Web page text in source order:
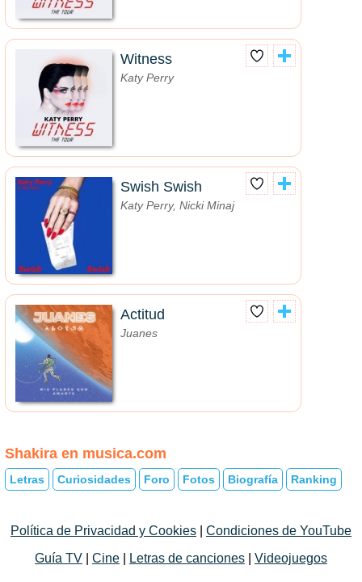
Witness
Katy Perry
Swish Swish
Katy Perry, Nicki Minaj
Actitud
Juanes
Shakira en musica.com
Letras Curiosidades Foro Fotos Biografía Ranking
Política de Privacidad y Cookies
Condiciones de YouTube
Guía TV
Cine Letras de canciones Videojuegos